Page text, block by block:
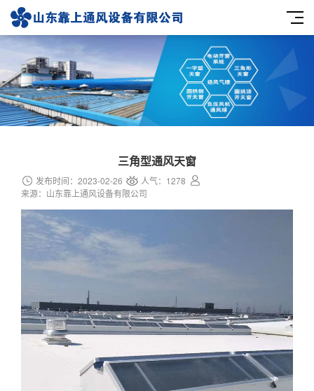
三角型通风天窗
发布时间：2023-02-26
人气：1278
来源：山东靠上通风设备有限公司